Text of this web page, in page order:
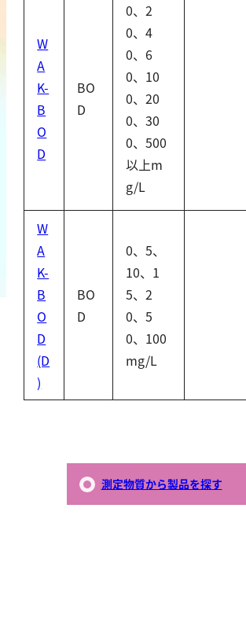
W
A
K-
B
O
D
BO
D
0、2
0、4
0、6
0、10
0、20
0、30
0、500
以上m
g/L
W
A
K-
B
O
D
(D
)
BO
D
0、5、
10、1
5、2
0、5
0、100
mg/L
測定物質から製品を探す
銅
鉛
ニッケル
マンガン
モリブデン
BOD
COD
過マンガン酸カリウム消費量
TOC
マグネシウム
塩素